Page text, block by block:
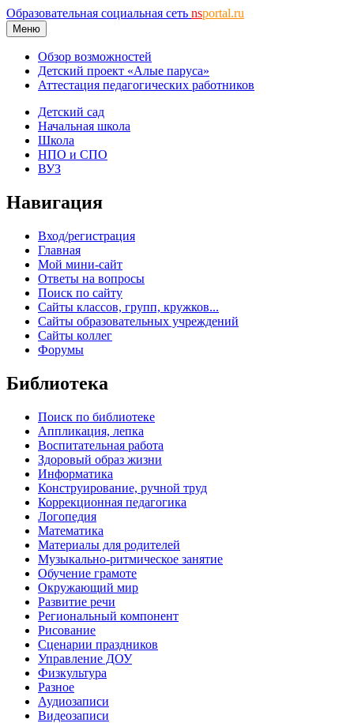
Образовательная социальная сеть nsportal.ru
Меню
Обзор возможностей
Детский проект «Алые паруса»
Аттестация педагогических работников
Детский сад
Начальная школа
Школа
НПО и СПО
ВУЗ
Навигация
Вход/регистрация
Главная
Мой мини-сайт
Ответы на вопросы
Поиск по сайту
Сайты классов, групп, кружков...
Сайты образовательных учреждений
Сайты коллег
Форумы
Библиотека
Поиск по библиотеке
Аппликация, лепка
Воспитательная работа
Здоровый образ жизни
Информатика
Конструирование, ручной труд
Коррекционная педагогика
Логопедия
Математика
Материалы для родителей
Музыкально-ритмическое занятие
Обучение грамоте
Окружающий мир
Развитие речи
Региональный компонент
Рисование
Сценарии праздников
Управление ДОУ
Физкультура
Разное
Аудиозаписи
Видеозаписи